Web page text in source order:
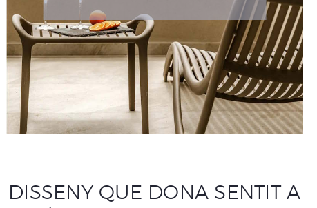
DISSENY QUE DONA SENTIT A